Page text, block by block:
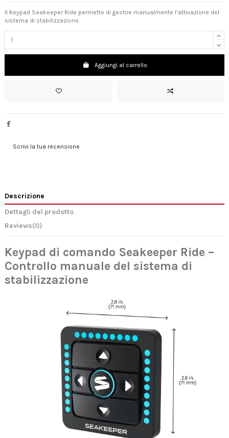
Il Keypad Seakeeper Ride permette di gestire manualmente l’attivazione del
sistema di stabilizzazione.
Aggiungi al carrello
Scrivi la tua recensione
Descrizione
Dettagli del prodotto
Reviews(0)
Keypad di comando Seakeeper Ride –
Controllo manuale del sistema di
stabilizzazione